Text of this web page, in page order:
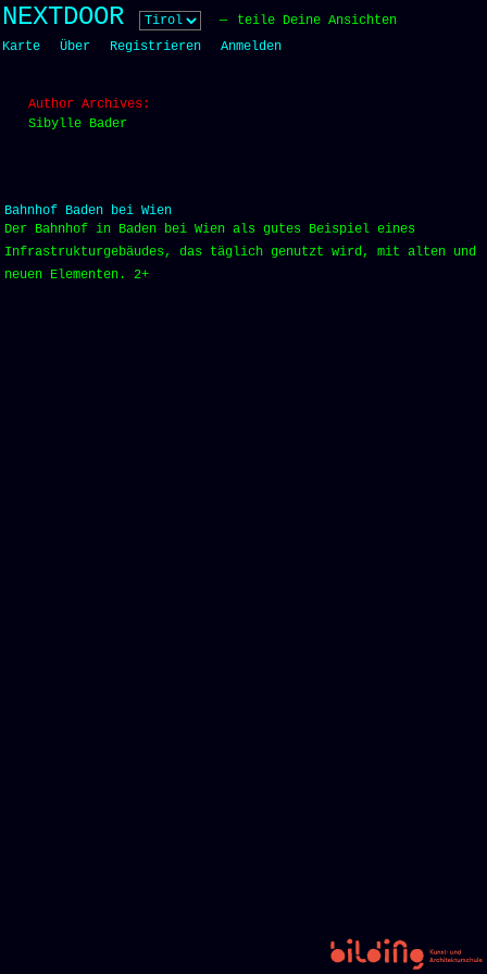
Skip
NEXTDOOR
teile Deine Ansichten
Karte
Über Registrieren Anmelden
Author Archives:
Sibylle Bader
Bahnhof Baden bei Wien
Der Bahnhof in Baden bei Wien als gutes Beispiel eines
Infrastrukturgebäudes, das täglich genutzt wird, mit alten und
neuen Elementen. 2+